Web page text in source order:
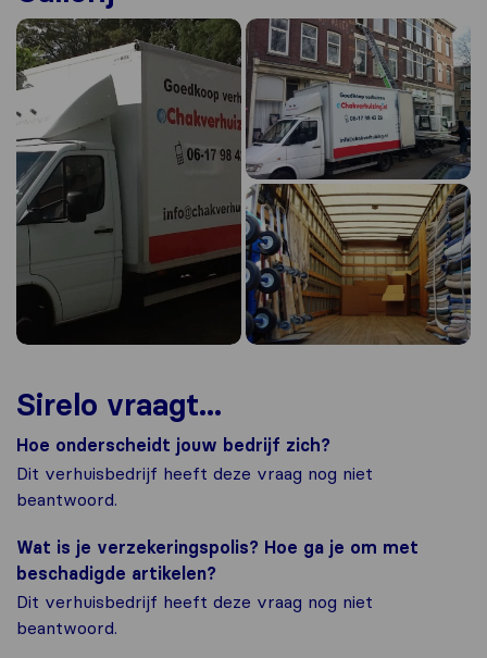
Sirelo vraagt...
Hoe onderscheidt jouw bedrijf zich?
Dit verhuisbedrijf heeft deze vraag nog niet
beantwoord.
Wat is je verzekeringspolis? Hoe ga je om met
beschadigde artikelen?
Dit verhuisbedrijf heeft deze vraag nog niet
beantwoord.